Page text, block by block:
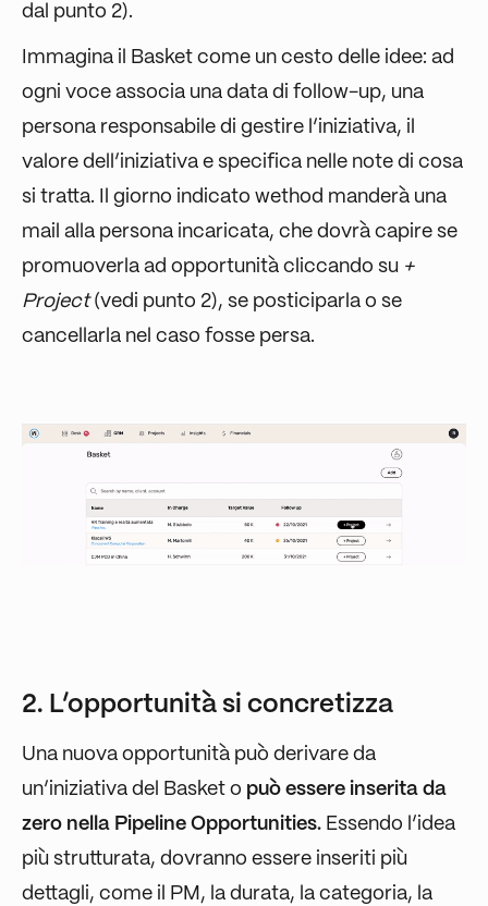
dal punto 2).
Immagina il Basket come un cesto delle idee: ad
ogni voce associa una data di follow-up, una
persona responsabile di gestire l’iniziativa, il
valore dell’iniziativa e specifica nelle note di cosa
si tratta. Il giorno indicato wethod manderà una
mail alla persona incaricata, che dovrà capire se
promuoverla ad opportunità cliccando su +
Project(vedi punto 2), se posticiparla o se
cancellarla nel caso fosse persa.
2. L’opportunità si concretizza
Una nuova opportunità può derivare da
un’iniziativa del Basket o può essere inserita da
zero nella Pipeline Opportunities. Essendo l’idea
più strutturata, dovranno essere inseriti più
dettagli, come il PM, la durata, la categoria, la